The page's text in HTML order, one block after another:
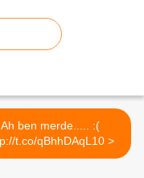
Ah ben merde..... :(
http://t.co/qBhhDAqL10 >